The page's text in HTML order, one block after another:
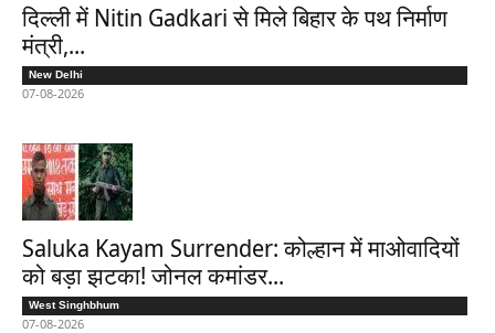
दिल्ली में Nitin Gadkari से मिले बिहार के पथ निर्माण
मंत्री,...
New Delhi
07-08-2026
Saluka Kayam Surrender: कोल्हान में माओवादियों
को बड़ा झटका! जोनल कमांडर...
West Singhbhum
07-08-2026